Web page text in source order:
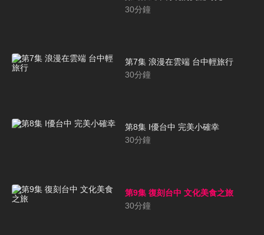
30分鐘
第7集 浪漫在雲端 台中輕旅行
30分鐘
第8集 I優台中 完美小確幸
30分鐘
第9集 復刻台中 文化美食之旅
30分鐘